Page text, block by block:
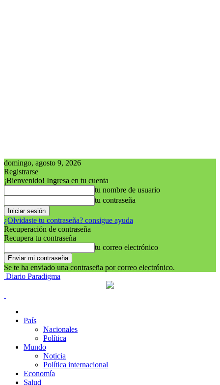
domingo, agosto 9, 2026
Registrarse
¡Bienvenido! Ingresa en tu cuenta
tu nombre de usuario
tu contraseña
¿Olvidaste tu contraseña? consigue ayuda
Recuperación de contraseña
Recupera tu contraseña
tu correo electrónico
Se te ha enviado una contraseña por correo electrónico.
Diario Paradigma
País
Nacionales
Política
Mundo
Noticia
Política internacional
Economía
Salud